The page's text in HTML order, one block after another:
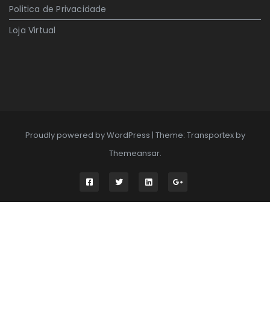
Politica de Privacidade
Loja Virtual
Proudly powered by WordPress | Theme: Transportex by
Themeansar.